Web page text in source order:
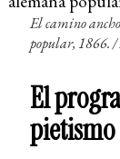
El camino
popular, 1866.
El
pietismo